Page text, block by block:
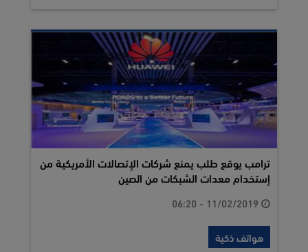
ترامب يوقع طلب يمنع شركات الإتصالات الأمريكية من
إستخدام معدات الشبكات من الصين
هواتف ذكية